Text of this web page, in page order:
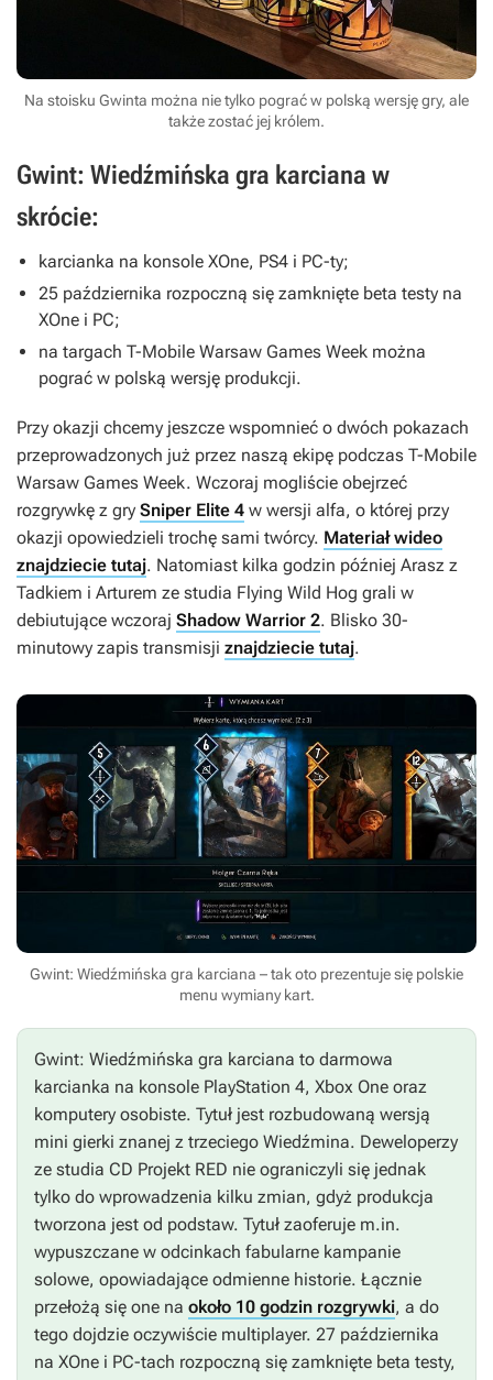
Na stoisku Gwinta można nie tylko pograć w polską wersję gry, ale
także zostać jej królem.
Gwint: Wiedźmińska gra karciana w
skrócie:
karcianka na konsole XOne, PS4 i PC-ty;
25 października rozpoczną się zamknięte beta testy na
XOne i PC;
na targach T-Mobile Warsaw Games Week można
pograć w polską wersję produkcji.
Przy okazji chcemy jeszcze wspomnieć o dwóch pokazach
przeprowadzonych już przez naszą ekipę podczas T-Mobile
Warsaw Games Week. Wczoraj mogliście obejrzeć
rozgrywkę z gry Sniper Elite 4 w wersji alfa, o której przy
okazji opowiedzieli trochę sami twórcy. Materiał wideo
znajdziecie tutaj. Natomiast kilka godzin później Arasz z
Tadkiem i Arturem ze studia Flying Wild Hog grali w
debiutujące wczoraj Shadow Warrior 2. Blisko 30-
minutowy zapis transmisji znajdziecie tutaj.
Gwint: Wiedźmińska gra karciana – tak oto prezentuje się polskie
menu wymiany kart.
Gwint: Wiedźmińska gra karciana to darmowa
karcianka na konsole PlayStation 4, Xbox One oraz
komputery osobiste. Tytuł jest rozbudowaną wersją
mini gierki znanej z trzeciego Wiedźmina. Deweloperzy
ze studia CD Projekt RED nie ograniczyli się jednak
tylko do wprowadzenia kilku zmian, gdyż produkcja
tworzona jest od podstaw. Tytuł zaoferuje m.in.
wypuszczane w odcinkach fabularne kampanie
solowe, opowiadające odmienne historie. Łącznie
przełożą się one na około 10 godzin rozgrywki, a do
tego dojdzie oczywiście multiplayer. 27 października
na XOne i PC-tach rozpoczną się zamknięte beta testy,